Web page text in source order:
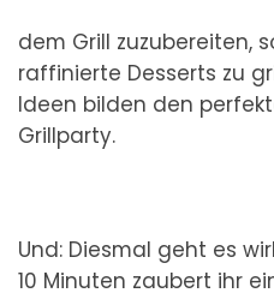
dem Grill zuzubereiten,
raffinierte Desserts zu
Ideen bilden den
Grillparty.
Und: Diesmal geht es
10 Minuten zaubert ihr